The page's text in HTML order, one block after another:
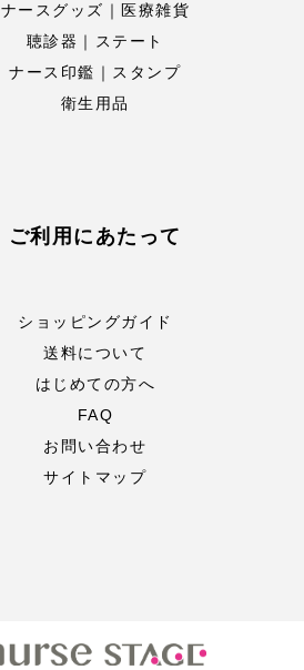
ナースグッズ｜医療雑貨
聴診器｜ステート
ナース印鑑｜スタンプ
衛生用品
ご利用にあたって
ショッピングガイド
送料について
はじめての方へ
FAQ
お問い合わせ
サイトマップ